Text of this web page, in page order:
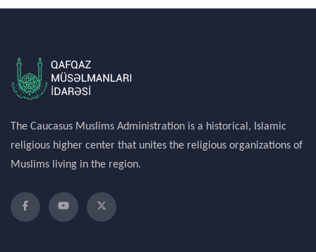
The Caucasus Muslims Administration is a historical, Islamic
religious higher center that unites the religious organizations of
Muslims living in the region.